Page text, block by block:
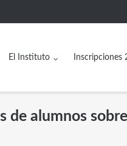
El Instituto Inscripciones
de alumnos